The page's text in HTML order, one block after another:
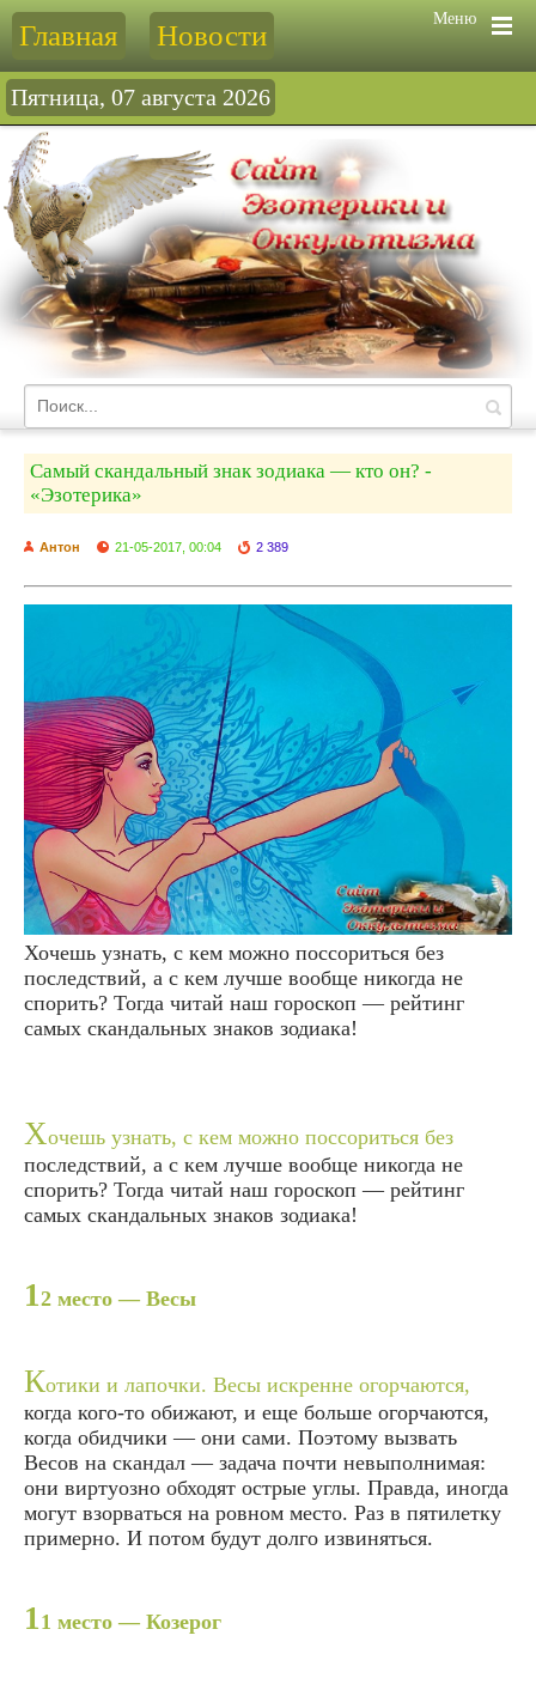
Меню
Главная Новости
Пятница, 07 августа 2026
Самый скандальный знак зодиака — кто он? -
«Эзотерика»
Антон 21-05-2017, 00:04 2 389
Хочешь узнать, с кем можно поссориться без
последствий, а с кем лучше вообще никогда не
спорить? Тогда читай наш гороскоп — рейтинг
самых скандальных знаков зодиака!
Хочешь узнать, с кем можно поссориться без
последствий, а с кем лучше вообще никогда не
спорить? Тогда читай наш гороскоп — рейтинг
самых скандальных знаков зодиака!
12 место — Весы
Котики и лапочки. Весы искренне огорчаются,
когда кого-то обижают, и еще больше огорчаются,
когда обидчики — они сами. Поэтому вызвать
Весов на скандал — задача почти невыполнимая:
они виртуозно обходят острые углы. Правда, иногда
могут взорваться на ровном место. Раз в пятилетку
примерно. И потом будут долго извиняться.
11 место — Козерог